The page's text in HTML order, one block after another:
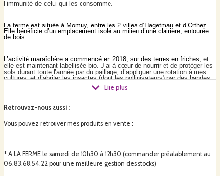
l’immunité de celui qui les consomme.
La ferme est située à Momuy, entre les 2 villes d’Hagetmau et d’Orthez.
Elle bénéficie d’un emplacement isolé au milieu d’une clairière, entourée
de bois.
L’activité maraîchère a commencé en 2018, sur des terres en friches, et
e lle est maintenant labellisée bio. J’ai à cœur de nourrir et de protéger es
sols durant toute l’année par du paill age, d’appliquer une rotation à mes
cultures,et d’abriter les insectes(dont les pollinisateurs) pardesbandes
non fauchées, car ils contribuent à la biodiversité du site.
Lire plus
Retrouvez-nous aussi :
Vous pouvez retrouver mes produits en vente :
* A LA FERME le samedi de 10h30 à 12h30 (commander préalablement au
06.83.68.54.22 pour une meilleure gestion des stocks)